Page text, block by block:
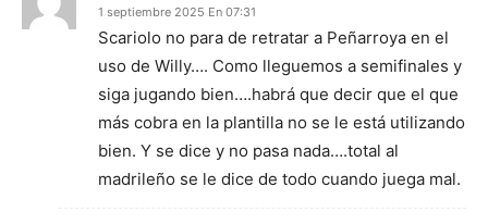
1 septiembre 2025 En 07:31
Scariolo no para de retratar a Peñarroya en el
uso de Willy…. Como lleguemos a semifinales y
siga jugando bien….habrá que decir que el que
más cobra en la plantilla no se le está utilizando
bien. Y se dice y no pasa nada….total al
madrileño se le dice de todo cuando juega mal.